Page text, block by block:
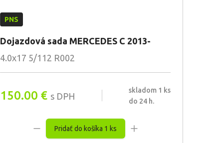
PNS
Dojazdová sada MERCEDES C 2013-
4.0x17 5/112 R002
150.00 € s DPH
skladom 1 ks
do 24 h.
Pridať do košíka 1 ks